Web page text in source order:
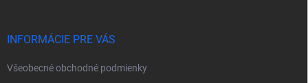
INFORMÁCIE PRE VÁS
Všeobecné obchodné podmienky